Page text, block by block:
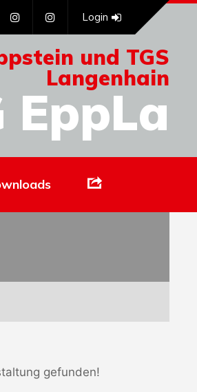
und TGS
Langenhain
EppLa
Login
gefunden!